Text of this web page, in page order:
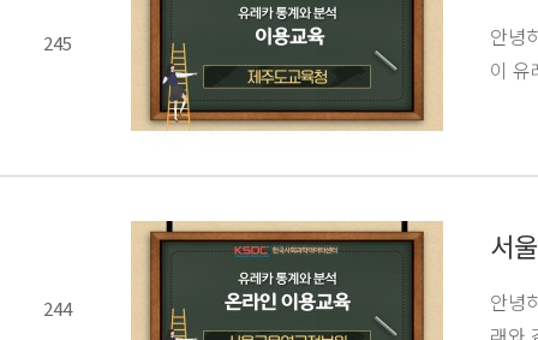
245
안녕
이
244
서
안녕